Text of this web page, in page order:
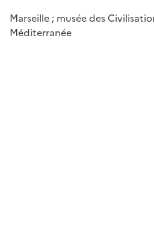
Marseille ; musée des
Méditerranée